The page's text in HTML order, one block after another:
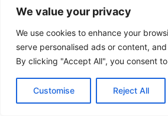
We value your privacy
We use cookies to enhance your
serve personalised ads or content,
By clicking "Accept All", you consent
Customise Reject All
rapport fonctions/prix toujours
Avec un bémol sur la
améliorations silencieuses
de produits expliquent des
pour le « même » modèle.
l’aveugle: regardez l’étiquette
les retours récents, pas ceux